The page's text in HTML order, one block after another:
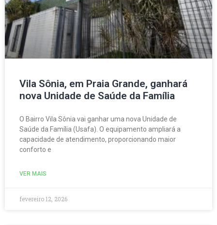
Vila Sônia, em Praia Grande, ganhará
nova Unidade de Saúde da Família
O Bairro Vila Sônia vai ganhar uma nova Unidade de
Saúde da Família (Usafa). O equipamento ampliará a
capacidade de atendimento, proporcionando maior
conforto e
VER MAIS
fevereiro 12, 2026